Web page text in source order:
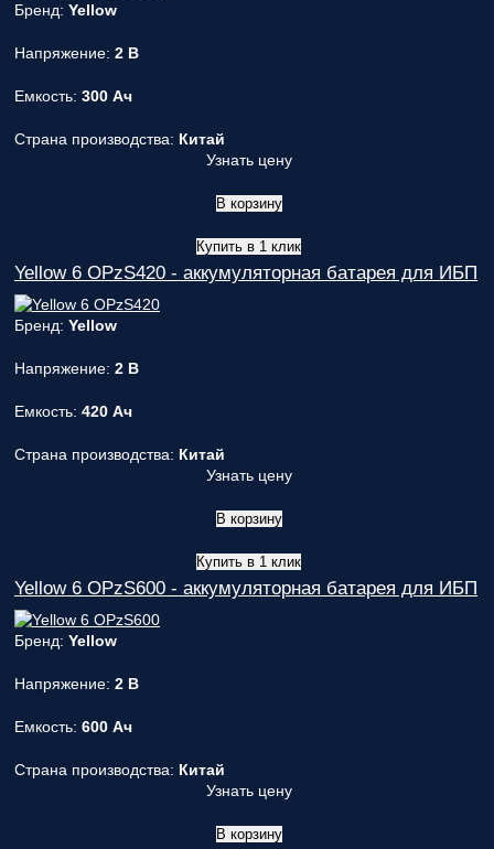
Бренд: Yellow
Напряжение: 2 В
Емкость: 300 Ач
Страна производства: Китай
Узнать цену
В корзину
Купить в 1 клик
Yellow 6 OPzS420 - аккумуляторная батарея для ИБП
Бренд: Yellow
Напряжение: 2 В
Емкость: 420 Ач
Страна производства: Китай
Узнать цену
В корзину
Купить в 1 клик
Yellow 6 OPzS600 - аккумуляторная батарея для ИБП
Бренд: Yellow
Напряжение: 2 В
Емкость: 600 Ач
Страна производства: Китай
Узнать цену
В корзину